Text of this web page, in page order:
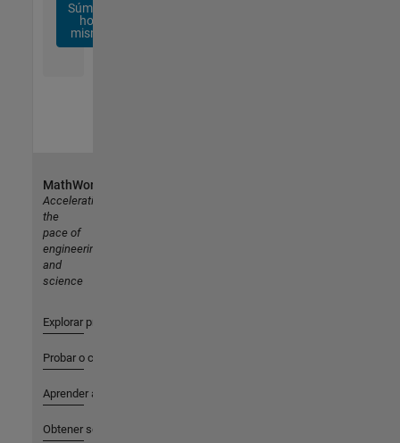
Súmese
hoy
mismo
MathWorks
Accelerating
the
pace of
engineering
and
science
Explorar productos
Probar o comprar
Aprender a utilizar
Obtener soporte